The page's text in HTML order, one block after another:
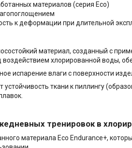
материалов (серия Eco)
к деформации при длительной
материал, созданный с
хлорированной воды,
испарение влаги с поверхности
устойчивость ткани к пиллингу
тренировок в
материала Eco Endurance+,